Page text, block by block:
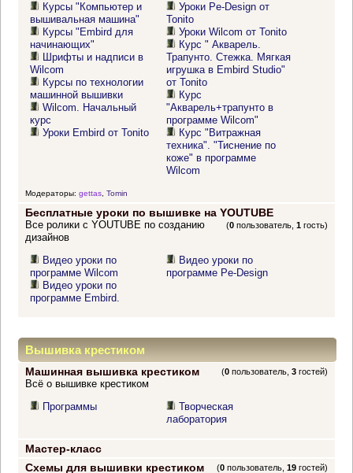
Курсы "Компьютер и
вышивальная машина"
Курсы "Embird для
начинающих"
Шрифты и надписи в
Wilcom
Курсы по технологии
машинной вышивки
Wilcom. Начальный
курс
Уроки Embird от Tonito
Уроки Pe-Design от
Tonito
Уроки Wilcom от Tonito
Курс " Акварель.
Трапунто. Стежка. Мягкая
игрушка в Embird Studio"
от Tonito
Курс
"Акварель+трапунто в
программе Wilcom"
Курс "Витражная
техника". "Тиснение по
коже" в программе
Wilcom
Модераторы: gettas, Tomin
Бесплатные уроки по вышивке на YOUTUBE
(0 пользователь,1 гость)
Все ролики с YOUTUBE по созданию
дизайнов
Видео уроки по
программе Wilcom
Видео уроки по
программе Embird.
Видео уроки по
программе Pe-Design
Вышивка крестиком
Машинная вышивка крестиком (0 пользователь,3 гостей)
Всё о вышивке крестиком
Программы
Творческая
лаборатория
Мастер-класс
Схемы для вышивки крестиком
(0 пользователь,19 гостей)